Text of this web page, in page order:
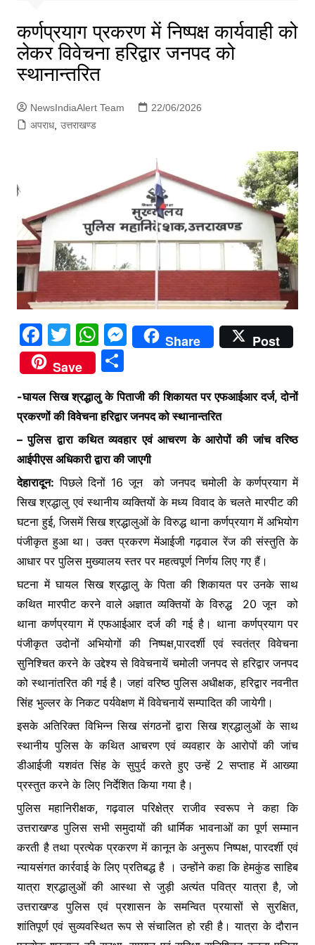
कर्णप्रयाग प्रकरण में निष्पक्ष कार्यवाही को
लेकर विवेचना हरिद्वार जनपद को
स्थानान्तरित
NewsIndiaAlert Team
22/06/2026
अपराध, उत्तराखण्ड
F
a
c
e
b
o
o
k
T
w
itt
er
W
h
at
s
A
p
p
M
e
s
e
n
g
er
Share
Post
Save
S
ar
e
-घायल सिख श्रद्धालु के पिताजी की शिकायत पर एफआईआर दर्ज, दोनों
प्रकरणों की विवेचना हरिद्वार जनपद को स्थानान्तरित
– पुलिस द्वारा कथित व्यवहार एवं आचरण के आरोपों की जांच वरिष्ठ
आईपीएस अधिकारी द्वारा की जाएगी
देहारादून: पिछले दिनों 16 जून को जनपद चमोली के कर्णप्रयाग में
सिख श्रद्धालु एवं स्थानीय व्यक्तियों के मध्य विवाद के चलते मारपीट की
घटना हुई, जिसमें सिख श्रद्धालुओं के विरुद्ध थाना कर्णप्रयाग में अभियोग
पंजीकृत हुआ था। उक्त प्रकरण मेंआईजी गढ़वाल रेंज की संस्तुति के
आधार पर पुलिस मुख्यालय स्तर पर महत्वपूर्ण निर्णय लिए गए हैं।
घटना में घायल सिख श्रद्धालु के पिता की शिकायत पर उनके साथ
कथित मारपीट करने वाले अज्ञात व्यक्तियों के विरुद्ध 20 जून को
थाना कर्णप्रयाग में एफआईआर दर्ज की गई है। थाना कर्णप्रयाग पर
पंजीकृत उदोनों अभियोगों की निष्पक्ष,पारदर्शी एवं स्वतंत्र विवेचना
सुनिश्चित करने के उद्देश्य से विवेचनायें चमोली जनपद से हरिद्वार जनपद
को स्थानांतरित की गई है। जहां वरिष्ठ पुलिस अधीक्षक, हरिद्वार नवनीत
सिंह भुल्लर के निकट पर्यवेक्षण में विवेचनायें सम्पादित की जायेगी।
इसके अतिरिक्त विभिन्न सिख संगठनों द्वारा सिख श्रद्धालुओं के साथ
स्थानीय पुलिस के कथित आचरण एवं व्यवहार के आरोपों की जांच
डीआईजी यशवंत सिंह के सुपुर्द करते हुए उन्हें 2 सप्ताह में आख्या
प्रस्तुत करने के लिए निर्देशित किया गया है।
पुलिस महानिरीक्षक, गढ़वाल परिक्षेत्र राजीव स्वरूप ने कहा कि
उत्तराखण्ड पुलिस सभी समुदायों की धार्मिक भावनाओं का पूर्ण सम्मान
करती है तथा प्रत्येक प्रकरण में कानून के अनुरूप निष्पक्ष, पारदर्शी एवं
न्यायसंगत कार्रवाई के लिए प्रतिबद्ध है । उन्होंने कहा कि हेमकुंड साहिब
यात्रा श्रद्धालुओं की आस्था से जुड़ी अत्यंत पवित्र यात्रा है, जो
उत्तराखण्ड पुलिस एवं प्रशासन के समन्वित प्रयासों से सुरक्षित,
शांतिपूर्ण एवं सुव्यवस्थित रूप से संचालित हो रही है। यात्रा के दौरान
e